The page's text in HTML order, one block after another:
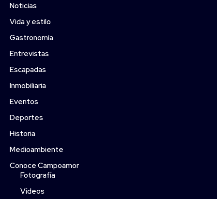
Noticias
Vida y estilo
Gastronomía
Entrevistas
Escapadas
Inmobiliaria
Eventos
Deportes
Historia
Medioambiente
Conoce Campoamor
Fotografía
Vídeos